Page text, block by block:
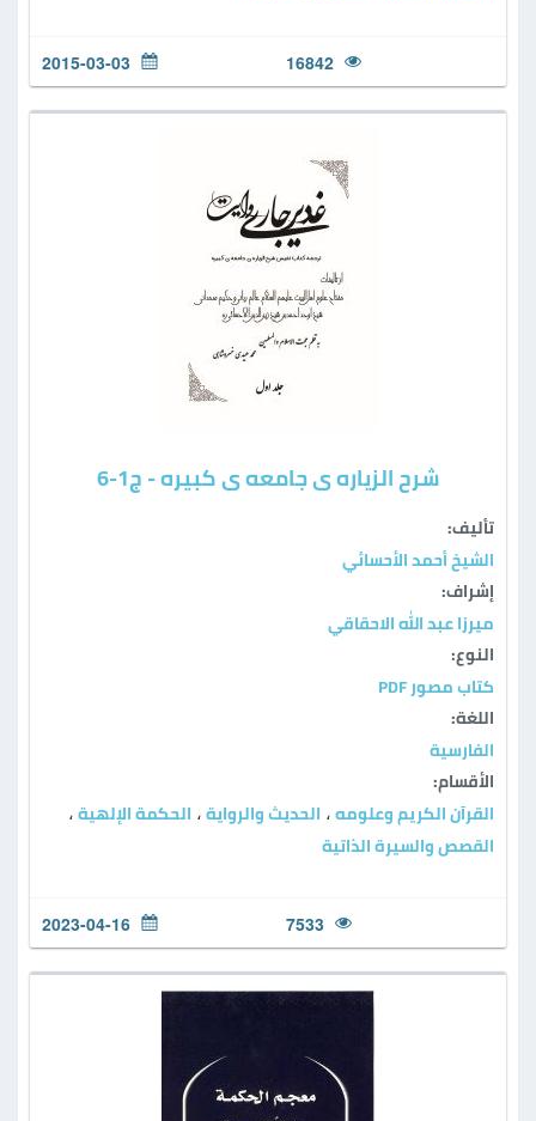
16842
2015-03-03
شرح الزیاره ی جامعه ی کبیره - ج1-6
تأليف:
الشيخ أحمد الأحسائي
إشراف:
ميرزا عبد الله الاحقاقي
النوع:
كتاب مصور PDF
اللغة:
الفارسية
الأقسام:
القرآن الكريم وعلومه ، الحديث والرواية ، الحكمة الإلهية ،
القصص والسيرة الذاتية
7533
2023-04-16